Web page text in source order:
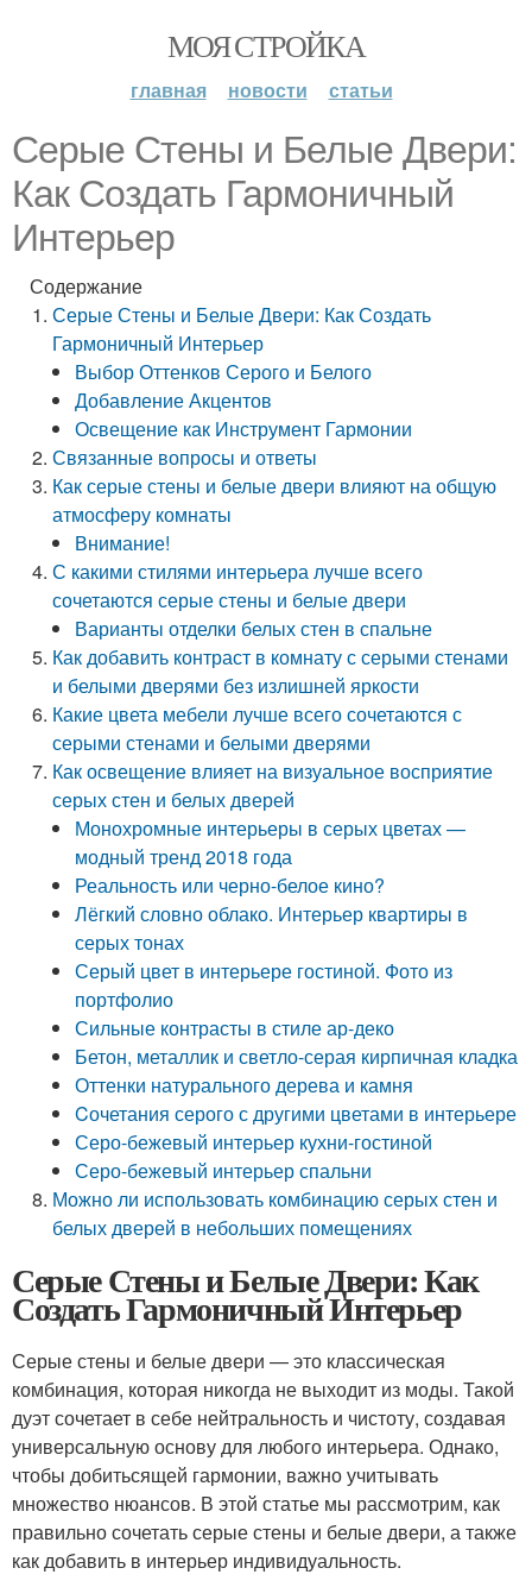
МОЯ СТРОЙКА
главная новости статьи
Серые Стены и Белые Двери:
Как Создать Гармоничный
Интерьер
Содержание
Серые Стены и Белые Двери: Как Создать
Гармоничный Интерьер
Выбор Оттенков Серого и Белого
Добавление Акцентов
Освещение как Инструмент Гармонии
Связанные вопросы и ответы
Как серые стены и белые двери влияют на общую
атмосферу комнаты
Внимание!
С какими стилями интерьера лучше всего
сочетаются серые стены и белые двери
Варианты отделки белых стен в спальне
Как добавить контраст в комнату с серыми стенами
и белыми дверями без излишней яркости
Какие цвета мебели лучше всего сочетаются с
серыми стенами и белыми дверями
Как освещение влияет на визуальное восприятие
серых стен и белых дверей
Монохромные интерьеры в серых цветах —
модный тренд 2018 года
Реальность или черно-белое кино?
Лёгкий словно облако. Интерьер квартиры в
серых тонах
Серый цвет в интерьере гостиной. Фото из
портфолио
Сильные контрасты в стиле ар-деко
Бетон, металлик и светло-серая кирпичная кладка
Оттенки натурального дерева и камня
Cочетания серого с другими цветами в интерьере
Серо-бежевый интерьер кухни-гостиной
Серо-бежевый интерьер спальни
Можно ли использовать комбинацию серых стен и
белых дверей в небольших помещениях
Серые Стены и Белые Двери: Как
Создать Гармоничный Интерьер
Серые стены и белые двери — это классическая
комбинация, которая никогда не выходит из моды. Такой
дуэт сочетает в себе нейтральность и чистоту, создавая
универсальную основу для любого интерьера. Однако,
чтобы добитьсящей гармонии, важно учитывать
множество нюансов. В этой статье мы рассмотрим, как
правильно сочетать серые стены и белые двери, а также
как добавить в интерьер индивидуальность.